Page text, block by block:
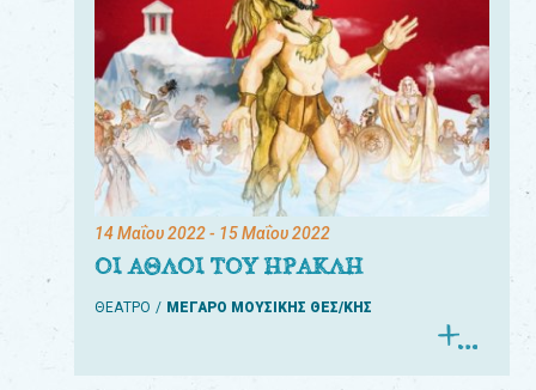
14 Μαΐου 2022- 15 Μαΐου 2022
ΟΙ ΑΘΛΟΙ ΤΟΥ ΗΡΑΚΛΗ
ΘΕΑΤΡΟ ΜΕΓΑΡΟ ΜΟΥΣΙΚΗΣ ΘΕΣ/ΚΗΣ